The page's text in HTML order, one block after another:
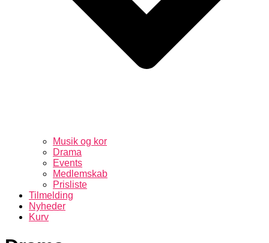
Musik og kor
Drama
Events
Medlemskab
Prisliste
Tilmelding
Nyheder
Kurv